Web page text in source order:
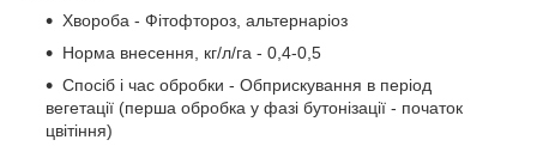
Хвороба - Фітофтороз, альтернаріоз
Норма внесення, кг/л/га - 0,4-0,5
Спосіб і час обробки - Обприскування в період
вегетації (перша обробка у фазі бутонізації - початок
цвітіння)